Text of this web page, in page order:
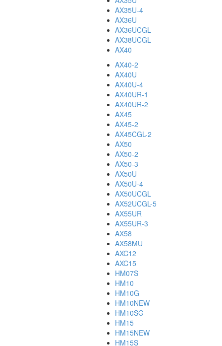
AX35U-4
AX36U
AX36UCGL
AX38UCGL
AX40
AX40-2
AX40U
AX40U-4
AX40UR-1
AX40UR-2
AX45
AX45-2
AX45CGL-2
AX50
AX50-2
AX50-3
AX50U
AX50U-4
AX50UCGL
AX52UCGL-5
AX55UR
AX55UR-3
AX58
AX58MU
AXC12
AXC15
HM07S
HM10
HM10G
HM10NEW
HM10SG
HM15
HM15NEW
HM15S